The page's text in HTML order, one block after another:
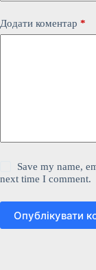
Додати коментар *
Save my name,
next time I comment.
Опублікувати